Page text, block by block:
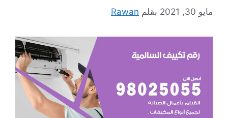
مايو 30, 2021 بقلم Rawan